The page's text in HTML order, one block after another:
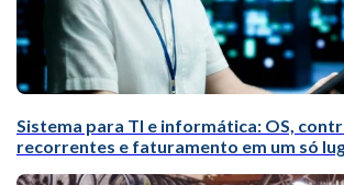
Sistema para TI e informática: OS,
recorrentes e faturamento em um só